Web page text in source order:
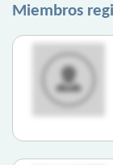
Miembros